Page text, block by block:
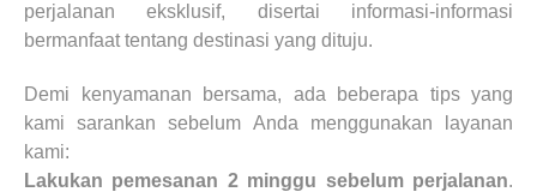
perjalanan eksklusif, disertai informasi-informasi
bermanfaat tentang destinasi yang dituju.
Demi kenyamanan bersama, ada beberapa tips yang
kami sarankan sebelum Anda menggunakan layanan
kami:
Lakukan pemesanan 2 minggu sebelum perjalanan.